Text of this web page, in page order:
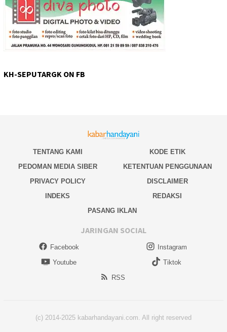
KH-SEPUTARGK ON FB
TENTANG KAMI
KODE ETIK
PEDOMAN MEDIA SIBER
KETENTUAN PENGGUNAAN
PRIVACY POLICY
DISCLAIMER
INDEKS
REDAKSI
PASANG IKLAN
JARINGAN SOCIAL
Facebook
Instagram
Youtube
Tiktok
RSS
(c) 2014-2025 kabarhandayani.com. All right reserved